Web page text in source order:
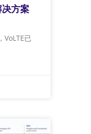
方案
VoLTE已